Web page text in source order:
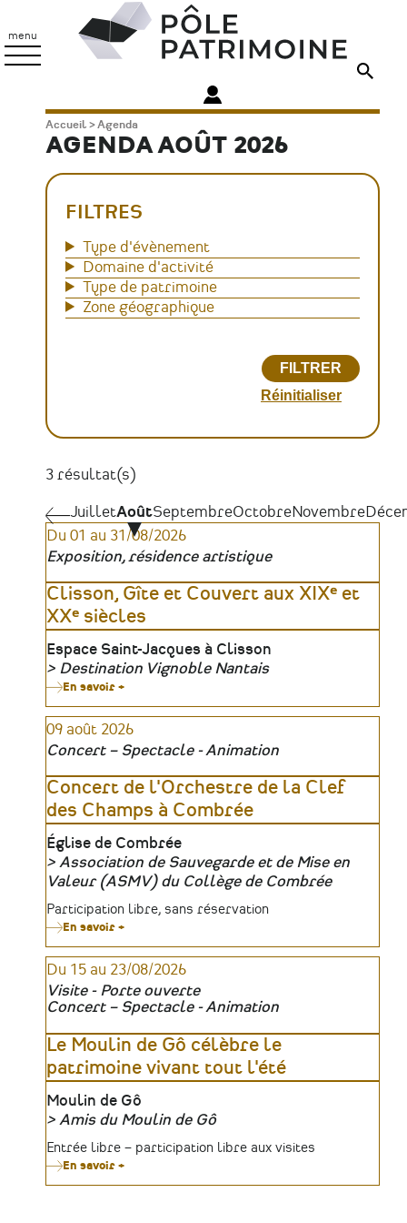
contenu
principal
menu
Patrimoine
Fil
d'Ariane
Accueil Agenda
AGENDA AOÛT 2026
3 résultat(s)
Pagination
JuilletJuilletAoûtSeptembreOctobreNovembre
Du 01 au 31/08/2026
Exposition, résidence artistique
Clisson, Gîte et Couvert aux XIXᵉ et
XXᵉ siècles
Lieu
Espace Saint-Jacques à Clisson
Organisateur
Destination Vignoble Nantais
En savoir +
Gîte
et
Couvert
aux
et
XXᵉ
siècles
09 août 2026
Concert – Spectacle - Animation
Concert de l'Orchestre de la Clef
des Champs à Combrée
Lieu
Église de Combrée
Organisateur
Association de Sauvegarde et de Mise en
Valeur (ASMV) du Collège de Combrée
Tarifs
Participation libre, sans réservation
En savoir +
de
l'Orchestre
la
Clef
Champs
à
Combrée
Du 15 au 23/08/2026
Visite - Porte ouverte
Concert – Spectacle - Animation
Le Moulin de Gô célèbre le
patrimoine vivant tout l'été
Lieu
Moulin de Gô
Organisateur
Amis du Moulin de Gô
Tarifs
Entrée libre – participation libre aux visites
En savoir +
FILTRES
Type d'évènement
Domaine d'activité
Type de patrimoine
Zone géographique